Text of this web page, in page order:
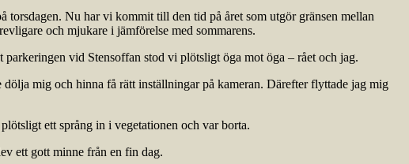
torsdagen. Nu har vi kommit till den tid på året som utgör gränsen mellan
och mjukare i jämförelse med sommarens.
vid Stensoffan stod vi plötsligt öga mot öga – rået och jag.
mig och hinna få rätt inställningar på kameran. Därefter flyttade jag mig
ett språng in i vegetationen och var borta.
ett gott minne från en fin dag.